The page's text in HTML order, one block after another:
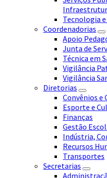
Tecnologia
Coordenadorias
Apoio
Junta de
Técnica em
Vigilância
Vigilância
Diretorias
Convênios e
Esporte e
Finanças
Gestão
Indústria,
Recursos
Transportes
Secretarias